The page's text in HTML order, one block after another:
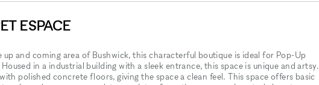
ESPACE
and coming area of Bushwick, this characterful boutique is ideal for Pop-Up
in a industrial building with a sleek entrance, this space is unique and artsy.
polished concrete floors, giving the space a clean feel. This space offers basic